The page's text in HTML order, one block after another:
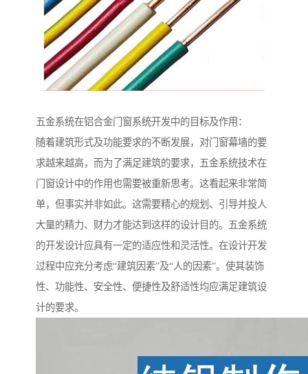
五金系统在铝合金门窗系统开发中的目标及作用：
随着建筑形式及功能要求的不断发展，对门窗幕墙的要
求越来越高，而为了满足建筑的要求，五金系统技术在
门窗设计中的作用也需要被重新思考。这看起来非常简
单，但事实并非如此。这需要精心的规划、引导并投人
大量的精力、财力才能达到这样的设计目的。五金系统
的开发设计应具有一定的适应性和灵活性。在设计开发
过程中应充分考虑“建筑因素”及“人的因素”。使其装饰
性、功能性、安全性、便捷性及舒适性均应满足建筑设
计的要求。